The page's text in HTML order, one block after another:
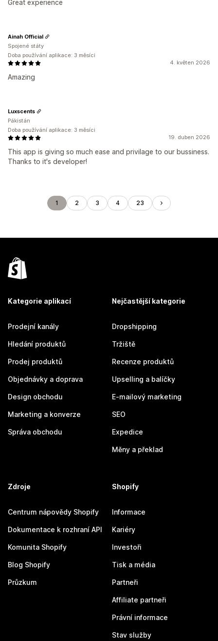
Great experience
4. květen 2026
Amazing
Ainah Official
Spojené státy
Doba používání aplikace: 3 měsíci
19. duben 2026
This app is giving so much ease and privilage to our bussiness.
Thanks to it's developer!
Luxscents
Pákistán
Doba používání aplikace: 3 měsíci
1 2 3 4 23
Kategorie aplikací
Prodejní kanály
Hledání produktů
Prodej produktů
Objednávky a doprava
Design obchodu
Marketing a konverze
Správa obchodu
Nejčastější kategorie
Dropshipping
Tržiště
Recenze produktů
Upselling a balíčky
E-mailový marketing
SEO
Expedice
Měny a překlad
Zdroje
Centrum nápovědy Shopify
Dokumentace k rozhraní API
Komunita Shopify
Blog Shopify
Průzkum
Shopify
Informace
Kariéry
Investoři
Tisk a média
Partneři
Affiliate partneři
Právní informace
Stav služby